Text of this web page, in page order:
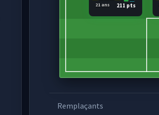
211 pts
21 ans
Remplaçants